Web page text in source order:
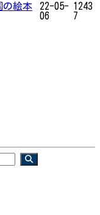
の絵本
22-05-
06
1243
7